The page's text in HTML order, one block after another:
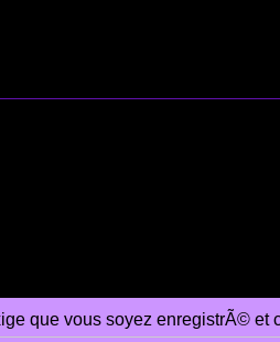
que vous soyez enregistrÃ©